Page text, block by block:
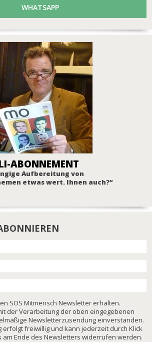
WHATSAPP
ABONNEMENT
Aufbereitung von
etwas wert. Ihnen auch?“
SOS Mitmensch Newsletter erhalten.
der Verarbeitung der oben eingegebenen
Newsletterzusendung einverstanden.
erfolgt freiwillig und kann jederzeit durch Klick
am Ende des Newsletters widerrufen werden.